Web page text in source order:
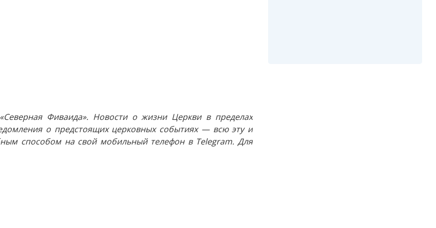
Фиваида». Новости о жизни Церкви в пределах
о предстоящих церковных событиях — всю эту и
способом на свой мобильный телефон в Telegram. Для